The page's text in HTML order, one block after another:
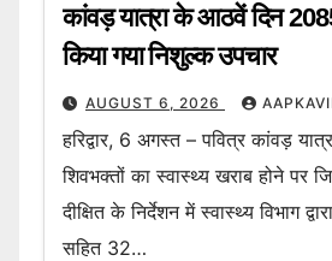
कांवड़ यात्रा के आठवें दिन
किया गया निशुल्क उपचार
AUGUST 6, 2026
हरिद्वार, 6 अगस्त – पवित्र कांवड़
शिवभक्तों का स्वास्थ्य खराब होने पर
दीक्षित के निर्देशन में स्वास्थ्य विभाग
सहित 32…